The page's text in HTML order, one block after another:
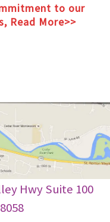
to our
Read More>>
Hwy Suite 100